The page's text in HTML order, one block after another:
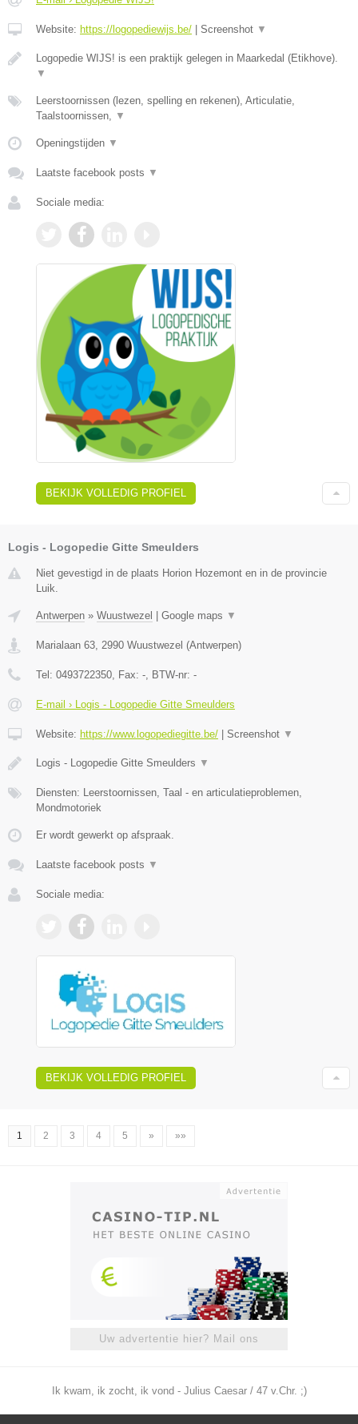
Website: https://logopediewijs.be/ Screenshot ▼
Logopedie WIJS! is een praktijk gelegen in Maarkedal (Etikhove).
▼
Leerstoornissen (lezen, spelling en rekenen), Articulatie,
Taalstoornissen, ▼
Openingstijden ▼
Laatste facebook posts ▼
Sociale media:
BEKIJK VOLLEDIG PROFIEL
Logis - Logopedie Gitte Smeulders
Niet gevestigd in de plaats Horion Hozemont en in de provincie
Luik.
Antwerpen » Wuustwezel Google maps ▼
Marialaan 63, 2990 Wuustwezel (Antwerpen)
Tel: 0493722350, Fax: -, BTW-nr: -
E-mail › Logis - Logopedie Gitte Smeulders
Website: https://www.logopediegitte.be/ Screenshot ▼
Logis - Logopedie Gitte Smeulders ▼
Diensten: Leerstoornissen, Taal - en articulatieproblemen,
Mondmotoriek
Er wordt gewerkt op afspraak.
Laatste facebook posts ▼
Sociale media:
BEKIJK VOLLEDIG PROFIEL
1 2 3 4 5 » »»
Uw advertentie hier? Mail ons
Ik kwam, ik zocht, ik vond - Julius Caesar / 47 v.Chr. ;)